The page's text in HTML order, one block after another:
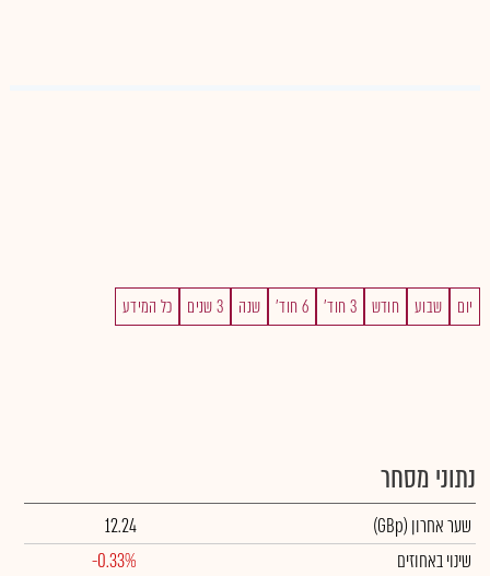
יום שבוע חודש 3 חוד' 6 חוד' שנה 3 שנים כל המידע
נתוני מסחר
שער אחרון (GBp)
12.24
שינוי באחוזים
-0.33%